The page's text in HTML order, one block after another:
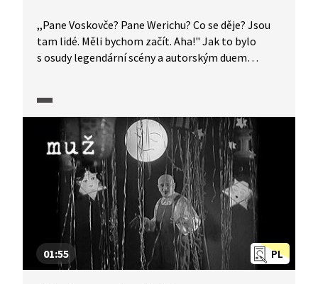
,,Pane Voskovče? Pane Werichu? Co se děje? Jsou
tam lidé. Měli bychom začít. Aha!" Jak to bylo
s osudy legendární scény a autorským duem
V hlavní roli: Maturita!
PL
01:55